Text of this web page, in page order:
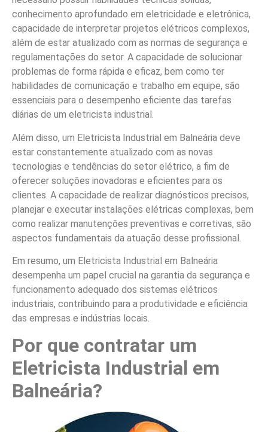
conhecimento aprofundado em eletricidade e eletrônica,
capacidade de interpretar projetos elétricos complexos,
além de estar atualizado com as normas de segurança e
regulamentações do setor. A capacidade de solucionar
problemas de forma rápida e eficaz, bem como ter
habilidades de comunicação e trabalho em equipe, são
essenciais para o desempenho eficiente das tarefas
diárias de um eletricista industrial.
Além disso, um Eletricista Industrial em Balneária deve
estar constantemente atualizado com as novas
tecnologias e tendências do setor elétrico, a fim de
oferecer soluções inovadoras e eficientes para os
clientes. A capacidade de realizar diagnósticos precisos,
planejar e executar instalações elétricas complexas, bem
como realizar manutenções preventivas e corretivas, são
aspectos fundamentais da atuação desse profissional.
Em resumo, um Eletricista Industrial em Balneária
desempenha um papel crucial na garantia da segurança e
funcionamento adequado dos sistemas elétricos
industriais, contribuindo para a produtividade e eficiência
das empresas e indústrias locais.
Por que contratar um
Eletricista Industrial em
Balneária?